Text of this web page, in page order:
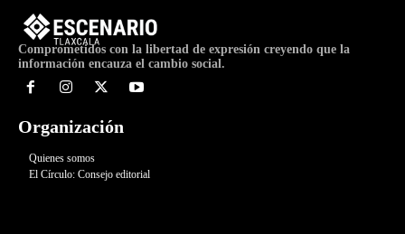
Comprometidos con la libertad de expresión creyendo que la
información encauza el cambio social.
Organización
Quienes somos
El Círculo: Consejo editorial